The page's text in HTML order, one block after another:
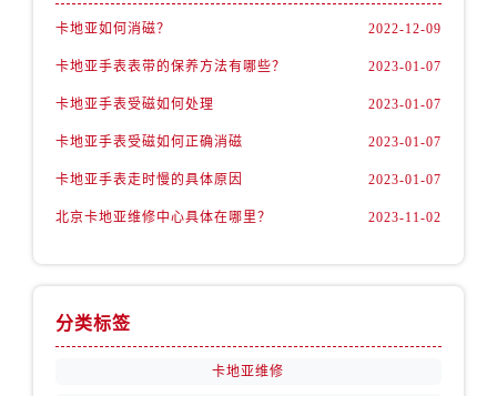
卡地亚如何消磁？ 2022-12-09
卡地亚手表表带的保养方法有哪些？ 2023-01-07
卡地亚手表受磁如何处理 2023-01-07
卡地亚手表受磁如何正确消磁 2023-01-07
卡地亚手表走时慢的具体原因 2023-01-07
北京卡地亚维修中心具体在哪里？ 2023-11-02
分类标签
卡地亚维修